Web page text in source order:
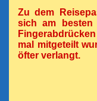
Zu dem
sich am besten
mal mitgeteilt
öfter verlangt.